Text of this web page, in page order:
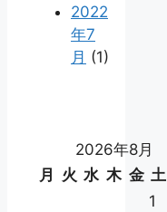
2022
年7
月 (1)
2026年8月
月
火 水 木 金 土
1